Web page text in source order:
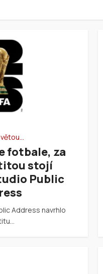
fotbale, za
stojí
Public
Address navrhlo